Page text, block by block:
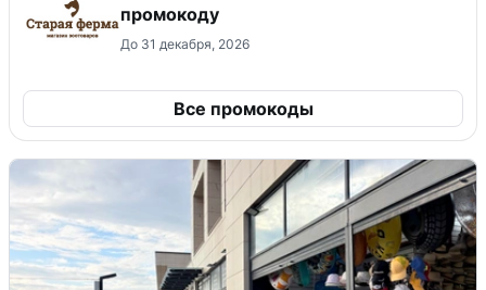
промокоду
До 31 декабря, 2026
Все промокоды